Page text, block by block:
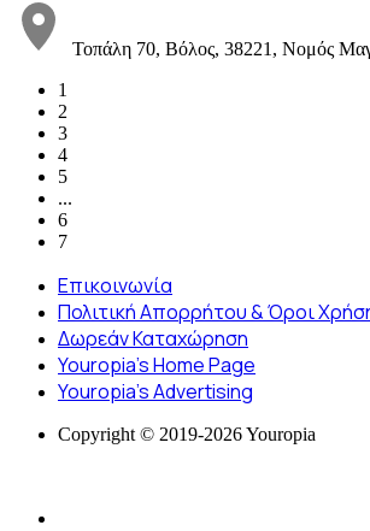
Τοπάλη 70, Βόλος, 38221, Νομός
1
2
3
4
5
...
6
7
Επικοινωνία
Πολιτική Απορρήτου & Όροι
Δωρεάν Καταχώρηση
Youropia’s Home Page
Youropia’s Advertising
Copyright © 2019-2026 Youropia